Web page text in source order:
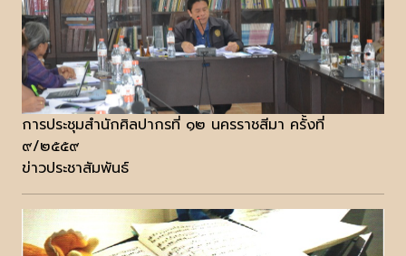
การประชุมสำนักศิลปากรที่ ๑๒ นครราชสีมา ครั้งที่
๙/๒๕๕๙
ข่าวประชาสัมพันธ์